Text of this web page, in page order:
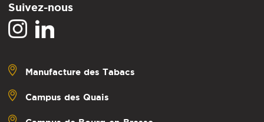
Suivez-nous
Manufacture des Tabacs
Campus des Quais